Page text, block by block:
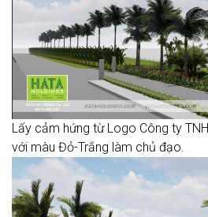
Lấy cảm hứng từ Logo Công ty
với màu Đỏ-Trắng làm chủ đạo.